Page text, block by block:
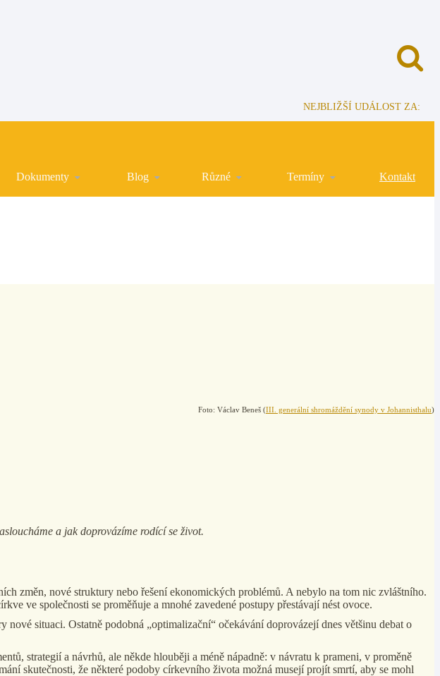
NEJBLIŽŠÍ UDÁLOST ZA:
Dokumenty Blog Různé Termíny Kontakt
Foto: Václav Beneš (III. generální shromáždění synody v Johannisthalu)
a jak doprovázíme rodící se život.
změn, nové struktury nebo řešení ekonomických problémů. A nebylo na tom nic zvláštního.
ve společnosti se proměňuje a mnohé zavedené postupy přestávají nést ovoce.
situaci. Ostatně podobná „optimalizační“ očekávání doprovázejí dnes většinu debat o
strategií a návrhů, ale někde hlouběji a méně nápadně: v návratu k prameni, v proměně
skutečnosti, že některé podoby církevního života možná musejí projít smrtí, aby se mohl